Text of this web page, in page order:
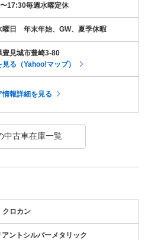
17:30毎週水曜定休
曜日 年末年始、GW、夏季休暇
豊見城市豊崎3-80
る（Yahoo!マップ）
情報詳細を見る
中古車在庫一覧
クロカン
アントシルバーメタリック